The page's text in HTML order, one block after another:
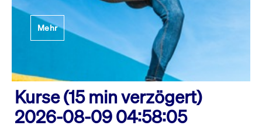
Mehr
Kurse (15 min verzögert)
2026-08-09 04:58:05